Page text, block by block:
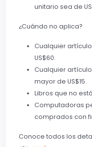
unitario sea de
¿Cuándo no aplica?
Cualquier
US$60.
Cualquier
mayor de US$15.
Libros que no
Computadoras
comprados con
Conoce todos los